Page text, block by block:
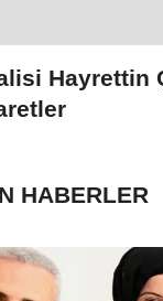
Hayrettin
HABERLER